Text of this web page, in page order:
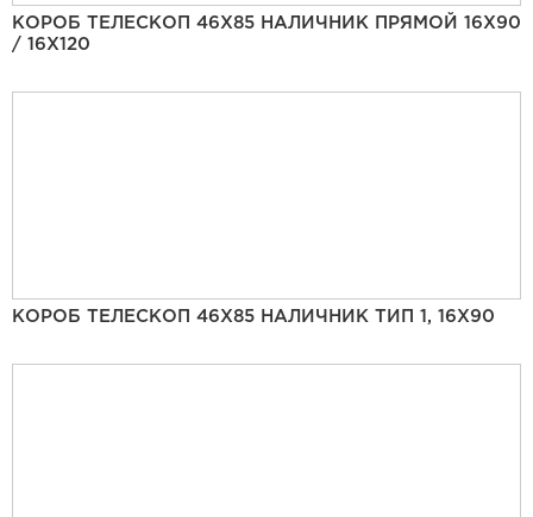
КОРОБ ТЕЛЕСКОП 46Х85 НАЛИЧНИК ПРЯМОЙ 16Х90
/ 16Х120
КОРОБ ТЕЛЕСКОП 46Х85 НАЛИЧНИК ТИП 1, 16Х90